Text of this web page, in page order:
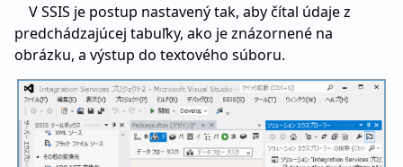
V SSIS je postup nastavený tak, aby čítal údaje z
predchádzajúcej tabuľky, ako je znázornené na
obrázku, a výstup do textového súboru.